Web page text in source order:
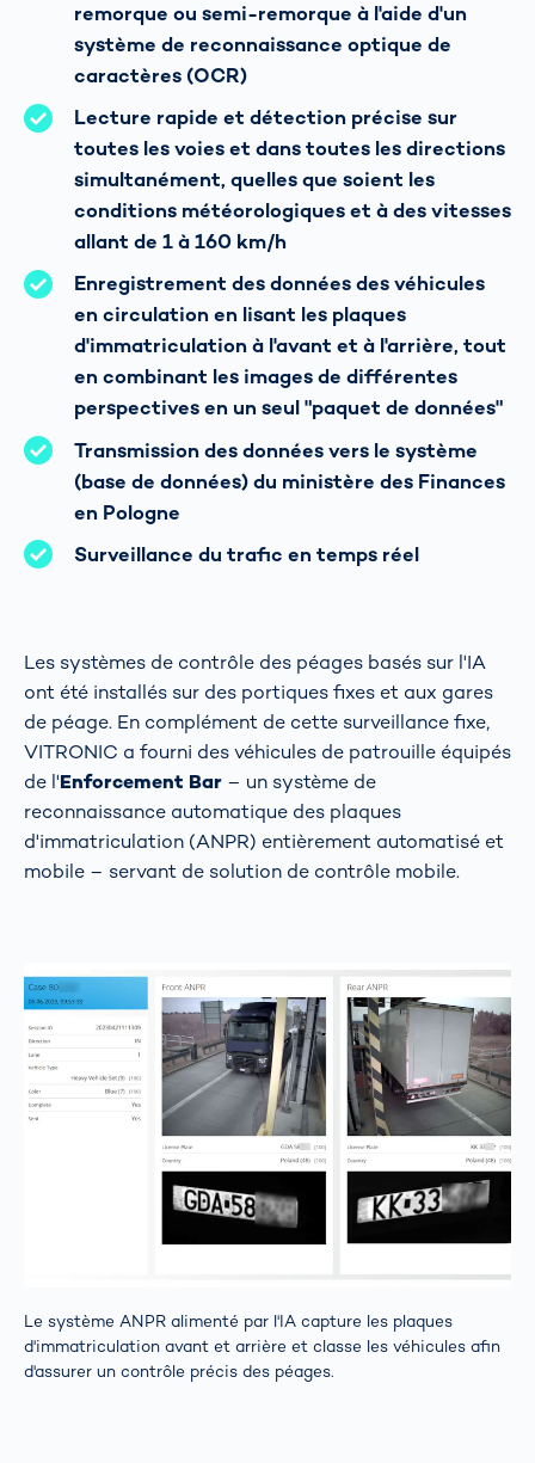
remorque ou semi-remorque à l'aide d'un
système de reconnaissance optique de
caractères (OCR)
Lecture rapide et détection précise sur
toutes les voies et dans toutes les directions
simultanément, quelles que soient les
conditions météorologiques et à des vitesses
allant de 1 à 160 km/h
Enregistrement des données des véhicules
en circulation en lisant les plaques
d'immatriculation à l'avant et à l'arrière, tout
en combinant les images de différentes
perspectives en un seul "paquet de données"
Transmission des données vers le système
(base de données) du ministère des Finances
en Pologne
Surveillance du trafic en temps réel
Les systèmes de contrôle des péages basés sur l'IA
ont été installés sur des portiques fixes et aux gares
de péage. En complément de cette surveillance fixe,
VITRONIC a fourni des véhicules de patrouille équipés
de l'Enforcement Bar – un système de
reconnaissance automatique des plaques
d'immatriculation (ANPR) entièrement automatisé et
mobile – servant de solution de contrôle mobile.
Le système ANPR alimenté par l'IA capture les plaques
d'immatriculation avant et arrière et classe les véhicules afin
d'assurer un contrôle précis des péages.